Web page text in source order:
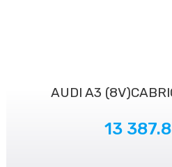
AUDI A3
13